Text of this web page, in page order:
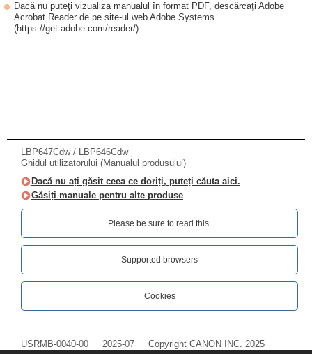
Dacă nu puteţi vizualiza manualul în format PDF, descărcaţi Adobe
Acrobat Reader de pe site-ul web Adobe Systems
(https://get.adobe.com/reader/).
LBP647Cdw / LBP646Cdw
Ghidul utilizatorului (Manualul produsului)
Dacă nu ați găsit ceea ce doriți, puteți căuta aici.
Găsiți manuale pentru alte produse
Please be sure to read this.‎
Supported browsers
Cookies
USRMB-0040-00 2025-07 Copyright CANON INC. 2025